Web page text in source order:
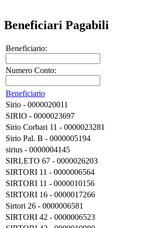
Beneficiari Pagabili
Beneficiario:
Numero Conto:
Beneficiario
Sirio - 0000020011
SIRIO - 0000023697
Sirio Corbari 11 - 0000023281
Sirio Pal. B - 0000005194
sirius - 0000004145
SIRLETO 67 - 0000026203
SIRTORI 11 - 0000006564
SIRTORI 11 - 0000010156
SIRTORI 16 - 0000017266
Sirtori 26 - 0000006581
SIRTORI 42 - 0000006523